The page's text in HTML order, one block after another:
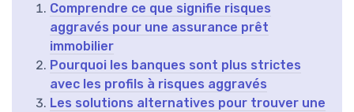
Comprendre ce que signifie risques
aggravés pour une assurance prêt
immobilier
Pourquoi les banques sont plus strictes
avec les profils à risques aggravés
Les solutions alternatives pour trouver une